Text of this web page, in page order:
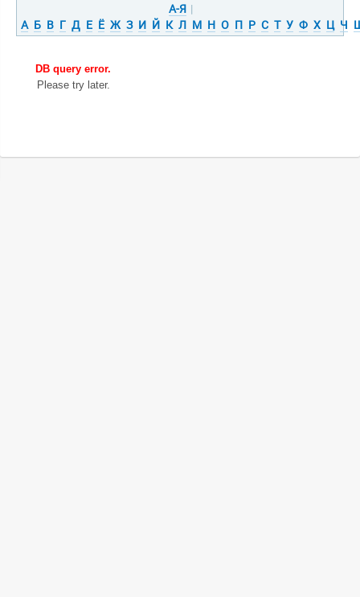
А-Я |
А Б В Г Д Е Ё Ж З И Й К Л М Н О П Р С Т У Ф Х Ц Ч
DB query error.
Please try later.